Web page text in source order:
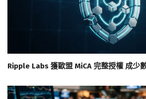
Ripple Labs 獲歐盟 MiCA 完整授權 成少